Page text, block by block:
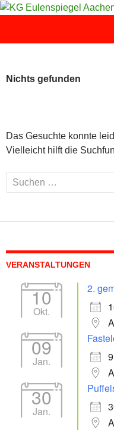
Zum
Nichts gefunden
Das Gesuchte konnte
Vielleicht hilft die
Suchen
nach:
VERANSTALTUNGEN
10
Okt.
2.
09
Jan.
30
Jan.